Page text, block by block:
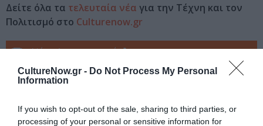
CultureNow.gr - Do Not Process My Personal
Information
If you wish to opt-out of the sale, sharing to third parties, or
processing of your personal or sensitive information for
Δείτε όλα τα τελευταία νέα για την Τέχνη και τον
Πολιτισμό στο Culturenow.gr
Νέοι Διαγωνισμοί❯
Tags
ΓΚΑΛΕΡΙ A ANTONOPOULOU ART
ΓΚΑΛΕΡΙ ΤΕΧΝΗΣ - ΑΙΘΟΥΣΕΣ ΤΕΧΝΗΣ